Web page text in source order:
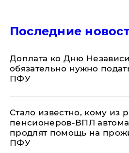
Последние
Доплата ко Дню
обязательно нужно
ПФУ
Стало известно, кому из
пенсионеров-ВПЛ
продлят помощь на
ПФУ